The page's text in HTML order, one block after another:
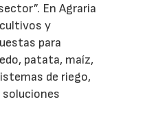
En Agraria
y
para
patata, maíz,
de riego,